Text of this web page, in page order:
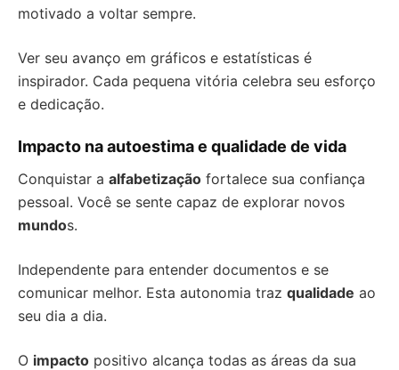
motivado a voltar sempre.
Ver seu avanço em gráficos e estatísticas é
inspirador. Cada pequena vitória celebra seu esforço
e dedicação.
Impacto na autoestima e qualidade de vida
Conquistar a alfabetização fortalece sua confiança
pessoal. Você se sente capaz de explorar novos
mundos.
Independente para entender documentos e se
comunicar melhor. Esta autonomia traz qualidade ao
seu dia a dia.
O impacto positivo alcança todas as áreas da sua